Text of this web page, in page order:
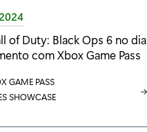
of Duty: Black Ops 6 no dia
com Xbox Game Pass
GAME PASS
SHOWCASE